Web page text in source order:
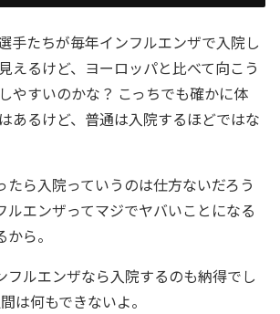
手たちが毎年インフルエンザで入院し
えるけど、ヨーロッパと比べて向こう
やすいのかな？ こっちでも確かに体
あるけど、普通は入院するほどではな
たら入院っていうのは仕方ないだろう
ルエンザってマジでヤバいことになる
から。
フルエンザなら入院するのも納得でし
は何もできないよ。